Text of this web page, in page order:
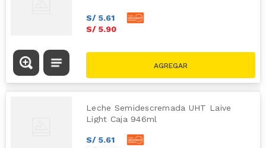
S/ 5.61
S/ 5.90
Leche Semidescremada UHT Laive
Light Caja 946ml
S/ 5.61